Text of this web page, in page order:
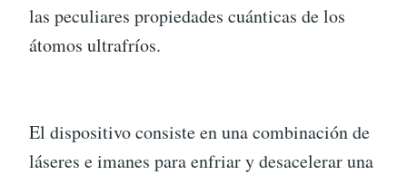
las peculiares propiedades cuánticas de los
átomos ultrafríos.
El dispositivo consiste en una combinación de
láseres e imanes para enfriar y desacelerar una